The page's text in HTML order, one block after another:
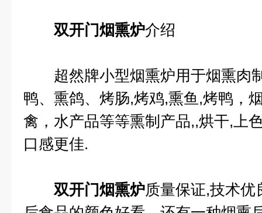
双开门烟熏炉介绍
超然牌小型烟熏炉用于烟熏肉
鸭、熏鸽、烤肠,烤鸡,熏鱼,烤鸭，
禽，水产品等等熏制产品,,烘干,上
口感更佳.
双开门烟熏炉质量保证,技术